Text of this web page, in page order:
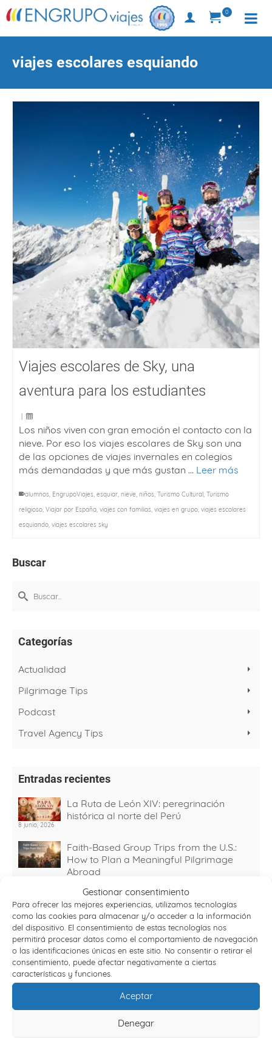
Gestionar consentimiento
Para ofrecer las mejores experiencias, utilizamos tecnologías
como las cookies para almacenar y/o acceder a la información
del dispositivo. El consentimiento de estas tecnologías nos
permitirá procesar datos como el comportamiento de navegación
o las identificaciones únicas en este sitio. No consentir o retirar el
consentimiento, puede afectar negativamente a ciertas
características y funciones.
Aceptar
Denegar
0
viajes escolares esquiando
Viajes escolares de Sky, una
aventura para los estudiantes
Los niños viven con gran emoción el contacto con la
nieve. Por eso los viajes escolares de Sky son una
de las opciones de viajes invernales en colegios
más demandadas y que más gustan … Leer más
alumnos, EngrupoViajes, esquiar, nieve, niños, Turismo Cultural, Turismo
religioso, Viajar por España, viajes con familias, viajes en grupo, viajes escolares
esquiando, viajes escolares sky
Buscar
por:
Categorías
Actualidad
Pilgrimage Tips
Podcast
Travel Agency Tips
Entradas recientes
La Ruta de León XIV: peregrinación
histórica al norte del Perú
8 junio, 2026
Faith-Based Group Trips from the U.S.:
How to Plan a Meaningful Pilgrimage
Abroad
Viajes Semana Santa 2026: destinos y
planes organizados
30 diciembre, 2025
Viajes con sentido: experiencias
espirituales que transforman tu forma de
viajar
Why Travel Agencies Partner with